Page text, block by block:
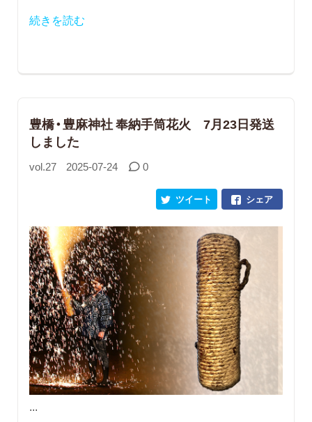
続きを読む
豊橋・豊麻神社 奉納手筒花火 7月23日発送
しました
vol.27 2025-07-24 0
シェア
ツイート
...